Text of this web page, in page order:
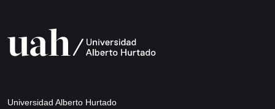
Universidad Alberto Hurtado